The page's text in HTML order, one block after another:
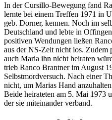
In der Cursillo-Bewegung fand
lernte bei einem Treffen 1971 in
geb. Dorner, kennen. Noch im
Deutschland und lebte in
positiven Wendungen ließen
aus der NS-Zeit nicht los. Zudem
auch Maria ihn nicht heiraten
trieb Ranco Brantner im August
Selbstmordversuch. Nach einer
nicht, um Marias Hand
Beide heirateten am 5. Mai 1973
der sie miteinander verband.